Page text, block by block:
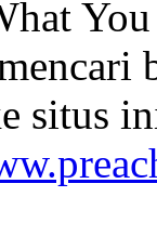
situs